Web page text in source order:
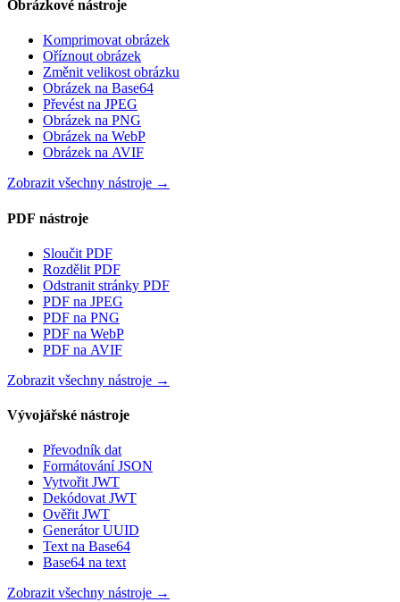
Obrázkové nástroje
Komprimovat obrázek
Oříznout obrázek
Změnit velikost obrázku
Obrázek na Base64
Převést na JPEG
Obrázek na PNG
Obrázek na WebP
Obrázek na AVIF
Zobrazit všechny nástroje →
PDF nástroje
Sloučit PDF
Rozdělit PDF
Odstranit stránky PDF
PDF na JPEG
PDF na PNG
PDF na WebP
PDF na AVIF
Zobrazit všechny nástroje →
Vývojářské nástroje
Převodník dat
Formátování JSON
Vytvořit JWT
Dekódovat JWT
Ověřit JWT
Generátor UUID
Text na Base64
Base64 na text
Zobrazit všechny nástroje →